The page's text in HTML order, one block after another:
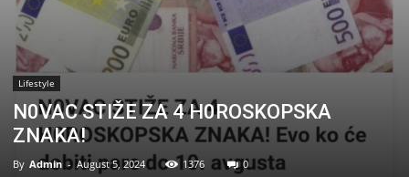
Lifestyle
N0VAC STIŽE ZA 4 H0ROSKOPSKA
ZNAKA!
By Admin - August 5, 2024 1376 0